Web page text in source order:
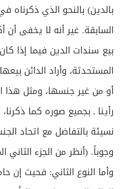
بالدين) بالنحو الذي ذكرناه
السابقة. غير أنه لا يخفى أن
بيع سندات الدين فيما إذا
المستحدثة، وأراد الدائن
أو من غير جنسها، ومثل هذا
رأينا ـ بجميع صوره كما
نسيئة بالتفاضل مع اتحاد
وجوباً. (أنظر من الجزء الثاني
وأما النوع الثاني: فحيث إن
ص
729 المبحث الثاني: في
ص
731
المبحث الثالث: في
بالميراث